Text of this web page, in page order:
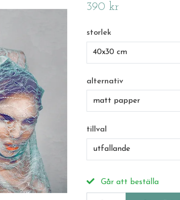
390 kr
storlek
40x30 cm
alternativ
matt papper
tillval
utfallande
Går att beställa